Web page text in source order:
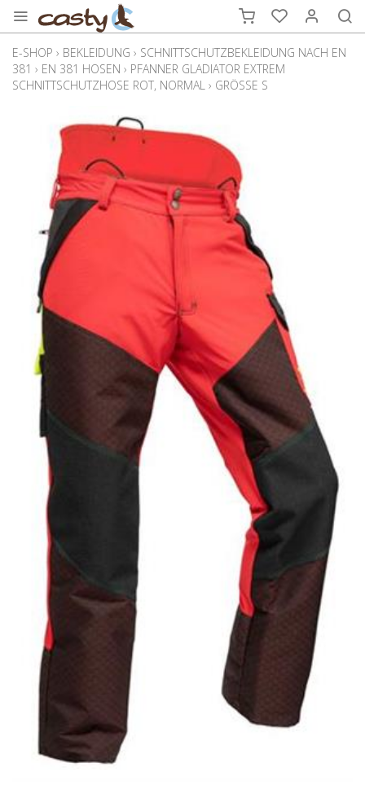
E-SHOP › BEKLEIDUNG › SCHNITTSCHUTZBEKLEIDUNG NACH EN
381 › EN 381 HOSEN › PFANNER GLADIATOR EXTREM
SCHNITTSCHUTZHOSE ROT, NORMAL › GRÖSSE S